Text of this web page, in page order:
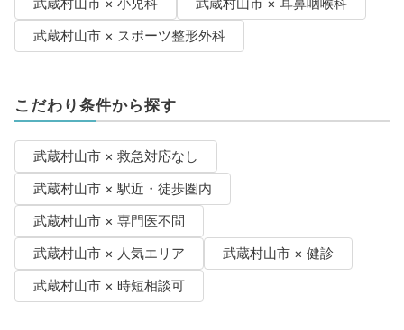
武蔵村山市 × 小児科
武蔵村山市 × 耳鼻咽喉科
武蔵村山市 × スポーツ整形外科
こだわり条件から探す
武蔵村山市 × 救急対応なし
武蔵村山市 × 駅近・徒歩圏内
武蔵村山市 × 専門医不問
武蔵村山市 × 人気エリア
武蔵村山市 × 健診
武蔵村山市 × 時短相談可